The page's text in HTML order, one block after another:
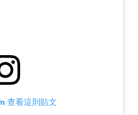
查看這則貼文